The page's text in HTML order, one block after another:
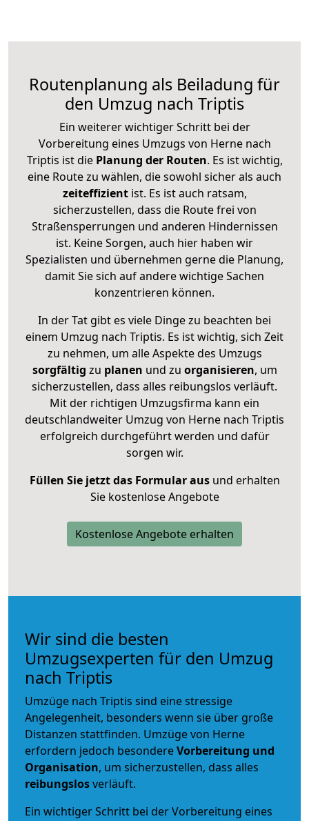
Routenplanung als Beiladung für
den Umzug nach Triptis
Ein weiterer wichtiger Schritt bei der
Vorbereitung eines Umzugs von Herne nach
Triptis ist diePlanung der Routen. Es ist wichtig,
eine Route zu wählen, die sowohl sicher als auch
zeiteffizientist. Es ist auch ratsam,
sicherzustellen, dass die Route frei von
Straßensperrungen und anderen Hindernissen
ist. Keine Sorgen, auch hier haben wir
Spezialisten und übernehmen gerne die Planung,
damit Sie sich auf andere wichtige Sachen
konzentrieren können.
In der Tat gibt es viele Dinge zu beachten bei
einem Umzug nach Triptis. Es ist wichtig, sich Zeit
zu nehmen, um alle Aspekte des Umzugs
sorgfältig zu planen und zu organisieren, um
sicherzustellen, dass alles reibungslos verläuft.
Mit der richtigen Umzugsfirma kann ein
deutschlandweiter Umzug von Herne nach Triptis
erfolgreich durchgeführt werden und dafür
sorgen wir.
Füllen Sie jetzt das Formular ausund erhalten
Sie kostenlose Angebote
Kostenlose Angebote erhalten
Wir sind die besten
Umzugsexperten für den Umzug
nach Triptis
Umzüge nach Triptis sind eine stressige
Angelegenheit, besonders wenn sie über große
Distanzen stattfinden. Umzüge von Herne
erfordern jedoch besondereVorbereitung und
Organisation, um sicherzustellen, dass alles
reibungslosverläuft.
Ein wichtiger Schritt bei der Vorbereitung eines